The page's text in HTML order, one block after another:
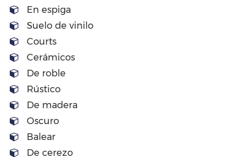
En espiga
Suelo de vinilo
Courts
Cerámicos
De roble
Rústico
De madera
Oscuro
Balear
De cerezo